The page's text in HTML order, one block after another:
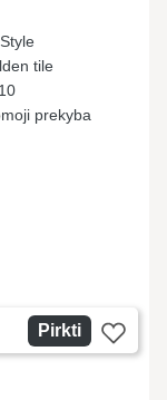
tile
prekyba
Pirkti